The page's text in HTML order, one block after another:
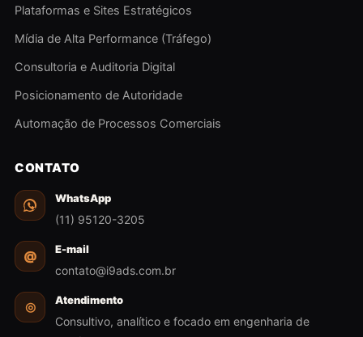
Plataformas e Sites Estratégicos
Mídia de Alta Performance (Tráfego)
Consultoria e Auditoria Digital
Posicionamento de Autoridade
Automação de Processos Comerciais
CONTATO
WhatsApp
(11) 95120-3205
@ E-mail
contato@i9ads.com.br
◎ Atendimento
Consultivo, analítico e focado em engenharia de